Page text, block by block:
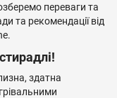
переваги та
та рекомендації від
здатна